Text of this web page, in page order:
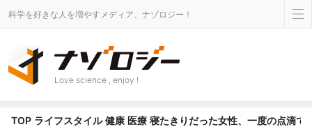
科学を好きな人を増やすメディア、ナゾロジー！
Love science , enjoy !
TOP ライフスタイル 健康 医療 寝たきりだった女性、一度の点滴